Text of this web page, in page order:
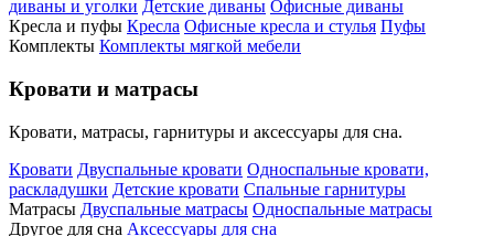
диваны и уголки Детские диваны Офисные диваны
Кресла и пуфы Кресла Офисные кресла и стулья Пуфы
Комплекты Комплекты мягкой мебели
Кровати и матрасы
Кровати, матрасы, гарнитуры и аксессуары для сна.
Кровати Двуспальные кровати Односпальные кровати,
раскладушки Детские кровати Спальные гарнитуры
Матрасы Двуспальные матрасы Односпальные матрасы
Другое для сна Аксессуары для сна